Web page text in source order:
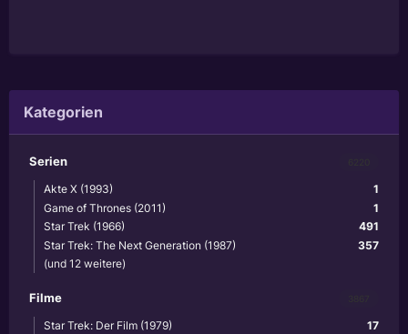
Kategorien
Serien
1
Akte X (1993)
1
Game of Thrones (2011)
491
Star Trek (1966)
357
Star Trek: The Next Generation (1987)
(und 12 weitere)
Filme
17
Star Trek: Der Film (1979)